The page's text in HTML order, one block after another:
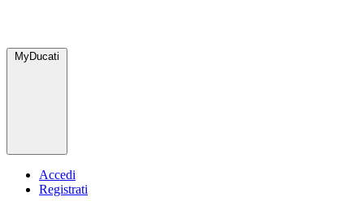
MyDucati
Accedi
Registrati